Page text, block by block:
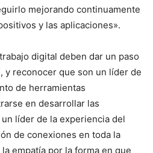
mejorando continuamente
y las aplicaciones».
digital deben dar un paso
y reconocer que son un líder de
de herramientas
en desarrollar las
líder de la experiencia del
de conexiones en toda la
empatía por la forma en que